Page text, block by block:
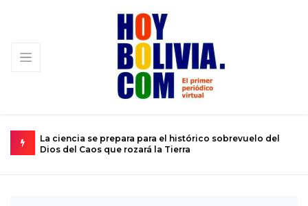
prepara para el histórico sobrevuelo del
que rozará la Tierra
El calvario de un